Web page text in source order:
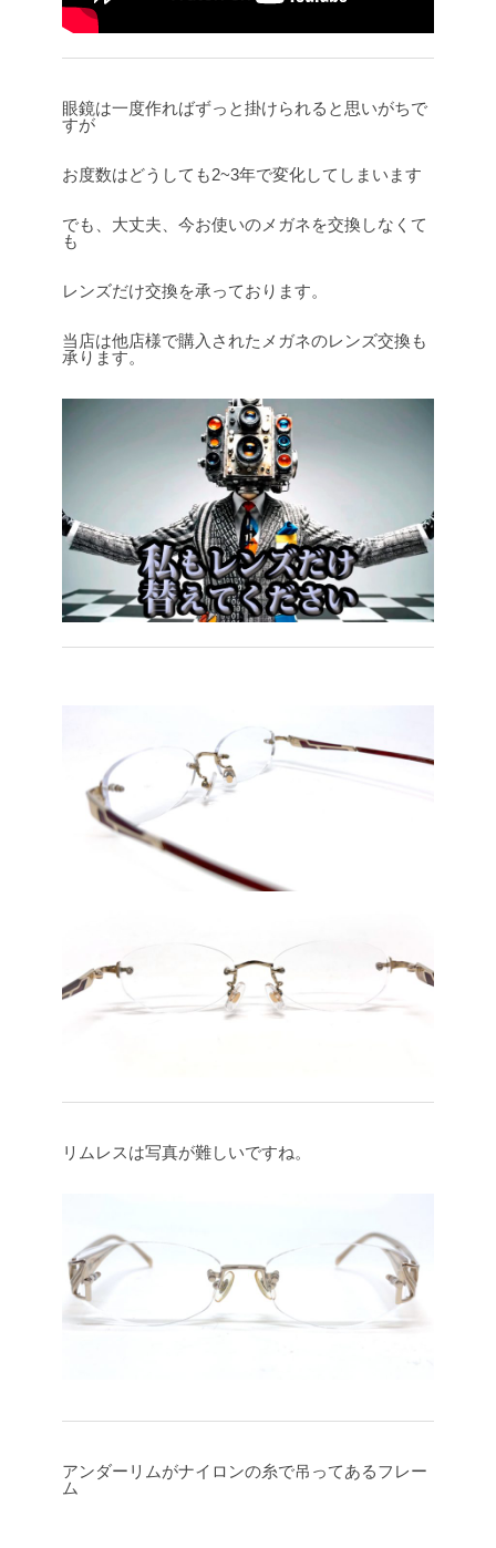
眼鏡は一度作ればずっと掛けられると思いがちで
すが
お度数はどうしても2~3年で変化してしまいます
でも、大丈夫、今お使いのメガネを交換しなくて
も
レンズだけ交換を承っております。
当店は他店様で購入されたメガネのレンズ交換も
承ります。
リムレスは写真が難しいですね。
アンダーリムがナイロンの糸で吊ってあるフレー
ム